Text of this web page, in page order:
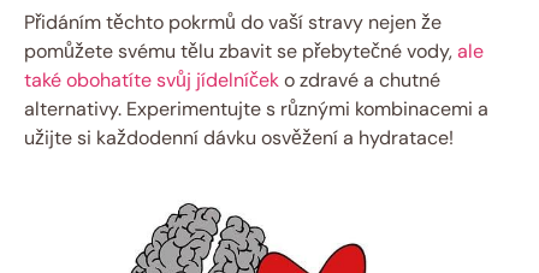
Přidáním těchto pokrmů do vaší stravy nejen že
pomůžete svému tělu zbavit se přebytečné vody,ale
také obohatíte svůj jídelníčeko zdravé a chutné
alternativy. Experimentujte s různými kombinacemi a
užijte si každodenní dávku osvěžení a hydratace!